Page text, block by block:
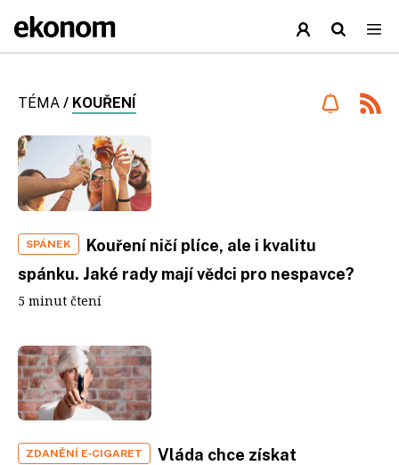
TÉMA / KOUŘENÍ
SPÁNEK
Kouření ničí plíce, ale i kvalitu
spánku. Jaké rady mají vědci pro nespavce?
5 minut čtení
ZDANĚNÍ E‑CIGARET
Vláda chce získat